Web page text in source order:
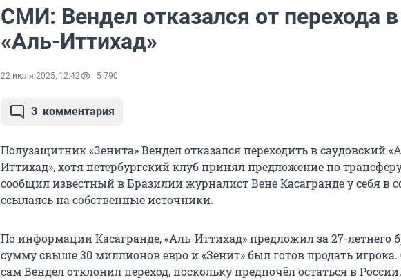
СМИ: Вендел отказался от перехода в
«Аль-Иттихад»
22 июля 2025, 12:42 5 790
3 комментария
Полузащитник «Зенита» Вендел отказался переходить в саудовский
Иттихад», хотя петербургский клуб принял предложение по
сообщил известный в Бразилии журналист Вене Касагранде у себя в
ссылаясь на собственные источники.
По информации Касагранде, «Аль-Иттихад» предложил за 27-летнего
сумму свыше 30 миллионов евро и «Зенит» был готов продать
сам Вендел отклонил переход, поскольку предпочёл остаться в России.